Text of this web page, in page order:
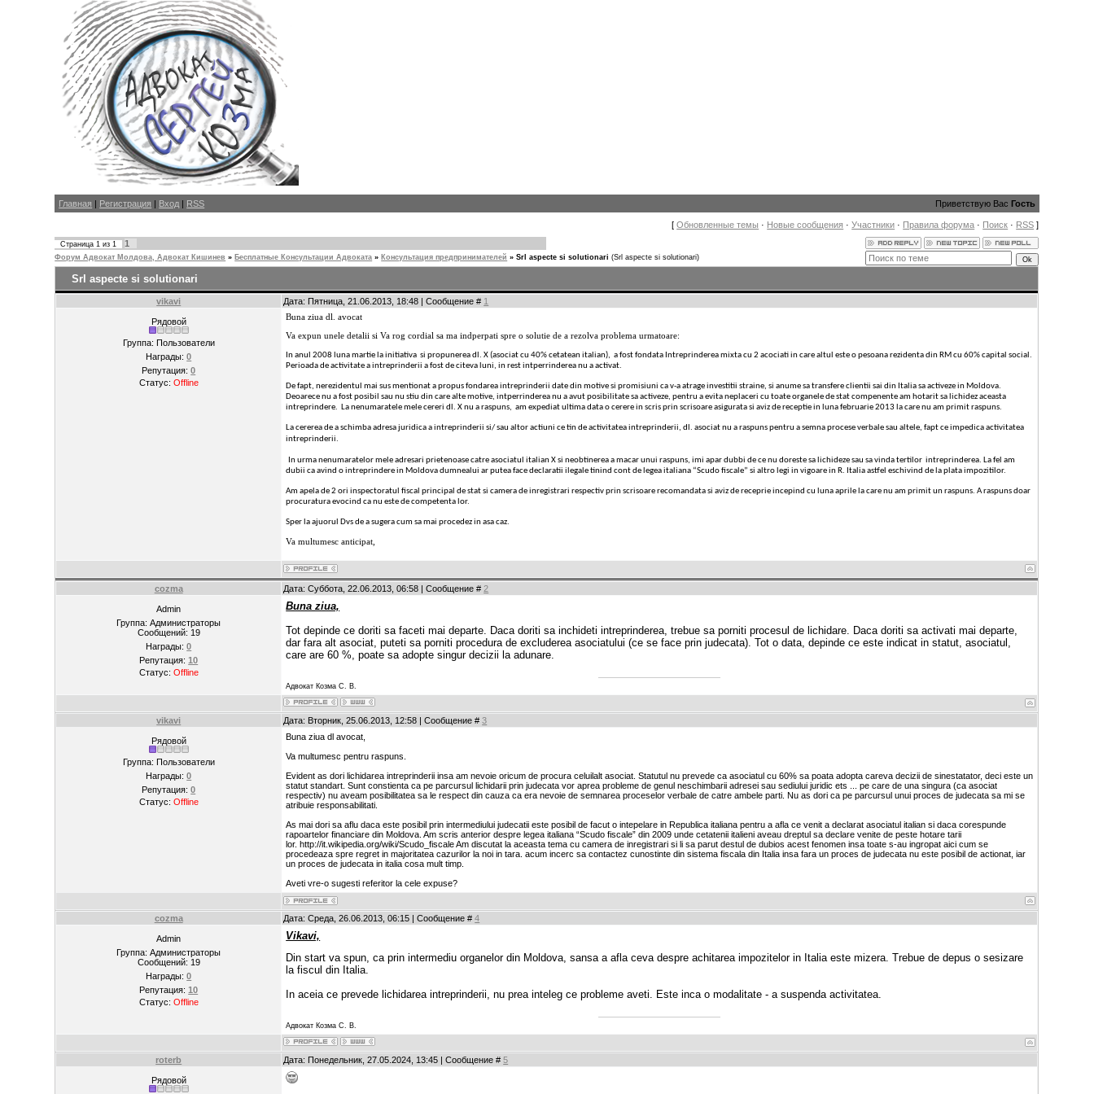
Главная | Регистрация | Вход | RSS Приветствую Вас Гость
[Обновленные темы · Новые сообщения ·Участники · Правила форума · Поиск · RSS ]
Страница1 из1 1
Форум Адвокат Молдова, Адвокат Кишинев » Бесплатные Консультации Адвоката » Консультация предпринимателей » Srl aspecte si solutionari (Srl aspecte si solutionari)
Srl aspecte si solutionari
vikavi Дата: Пятница, 21.06.2013, 18:48 | Сообщение # 1
Рядовой
Группа: Пользователи
Награды:0
Репутация:0
Статус: Offline
Buna ziua dl. avocat
Va expun unele detalii si Va rog cordial sa ma indperpati spre o solutie de a rezolva problema urmatoare:
In anul 2008 luna martie la initiativa si propunerea dl. X (asociat cu 40% cetatean italian), a fost fondata Intreprinderea mixta cu 2 acociati in care altul este o pesoana rezidenta din RM cu 60% capital social.
Perioada de activitate a intreprinderii a fost de citeva luni, in rest intperrinderea nu a activat.
De fapt, nerezidentul mai sus mentionat a propus fondarea intreprinderii date din motive si promisiuni ca v-a atrage investitii straine, si anume sa transfere clientii sai din Italia sa activeze in Moldova.
Deoarece nu a fost posibil sau nu stiu din care alte motive, intperrinderea nu a avut posibilitate sa activeze, pentru a evita neplaceri cu toate organele de stat compenente am hotarit sa lichidez aceasta
intreprindere. La nenumaratele mele cereri dl. X nu a raspuns, am expediat ultima data o cerere in scris prin scrisoare asigurata si aviz de receptie in luna februarie 2013 la care nu am primit raspuns.
La cererea de a schimba adresa juridica a intreprinderii si/ sau altor actiuni ce tin de activitatea intreprinderii, dl. asociat nu a raspuns pentru a semna procese verbale sau altele, fapt ce impedica activitatea
intreprinderii.
In urma nenumaratelor mele adresari prietenoase catre asociatul italian X si neobtinerea a macar unui raspuns, imi apar dubbi de ce nu doreste sa lichideze sau sa vinda tertilor intreprinderea. La fel am
dubii ca avind o intreprindere in Moldova dumnealui ar putea face declaratii ilegale tinind cont de legea italiana “Scudo fiscale” si altro legi in vigoare in R. Italia astfel eschivind de la plata impozitilor.
Am apela de 2 ori inspectoratul fiscal principal de stat si camera de inregistrari respectiv prin scrisoare recomandata si aviz de receprie incepind cu luna aprile la care nu am primit un raspuns. A raspuns doar
procuratura evocind ca nu este de competenta lor.
Sper la ajuorul Dvs de a sugera cum sa mai procedez in asa caz.
Va multumesc anticipat,
cozma Дата: Суббота, 22.06.2013, 06:58 | Сообщение # 2
Admin
Группа: Администраторы
Сообщений: 19
Награды:0
Репутация:10
Статус: Offline
Buna ziua,
Tot depinde ce doriti sa faceti mai departe. Daca doriti sa inchideti intreprinderea, trebue sa porniti procesul de lichidare. Daca doriti sa activati mai departe,
dar fara alt asociat, puteti sa porniti procedura de excluderea asociatului (ce se face prin judecata). Tot o data, depinde ce este indicat in statut, asociatul,
care are 60 %, poate sa adopte singur decizii la adunare.
Адвокат Козма С. В.
vikavi Дата: Вторник, 25.06.2013, 12:58 | Сообщение #3
Рядовой
Группа: Пользователи
Награды:0
Репутация:0
Статус: Offline
Buna ziua dl avocat,
Va multumesc pentru raspuns.
Evident as dori lichidarea intreprinderii insa am nevoie oricum de procura celuilalt asociat. Statutul nu prevede ca asociatul cu 60% sa poata adopta careva decizii de sinestatator, deci este un
statut standart. Sunt constienta ca pe parcursul lichidarii prin judecata vor aprea probleme de genul neschimbarii adresei sau sediului juridic ets ... pe care de una singura (ca asociat
respectiv) nu aveam posibilitatea sa le respect din cauza ca era nevoie de semnarea proceselor verbale de catre ambele parti. Nu as dori ca pe parcursul unui proces de judecata sa mi se
atribuie responsabilitati.
As mai dori sa aflu daca este posibil prin intermediului judecatii este posibil de facut o intepelare in Republica italiana pentru a afla ce venit a declarat asociatul italian si daca corespunde
rapoartelor financiare din Moldova. Am scris anterior despre legea italiana “Scudo fiscale” din 2009 unde cetatenii italieni aveau dreptul sa declare venite de peste hotare tarii
lor. http://it.wikipedia.org/wiki/Scudo_fiscale Am discutat la aceasta tema cu camera de inregistrari si li sa parut destul de dubios acest fenomen insa toate s-au ingropat aici cum se
procedeaza spre regret in majoritatea cazurilor la noi in tara. acum incerc sa contactez cunostinte din sistema fiscala din Italia insa fara un proces de judecata nu este posibil de actionat, iar
un proces de judecata in italia cosa mult timp.
Aveti vre-o sugesti referitor la cele expuse?
cozma Дата: Среда, 26.06.2013, 06:15 | Сообщение #4
Admin
Группа: Администраторы
Сообщений: 19
Награды:0
Репутация:10
Статус: Offline
Vikavi,
Din start va spun, ca prin intermediu organelor din Moldova, sansa a afla ceva despre achitarea impozitelor in Italia este mizera. Trebue de depus o sesizare
la fiscul din Italia.
In aceia ce prevede lichidarea intreprinderii, nu prea inteleg ce probleme aveti. Este inca o modalitate - a suspenda activitatea.
Адвокат Козма С. В.
roterb Дата: Понедельник, 27.05.2024, 13:45 | Сообщение #5
Рядовой